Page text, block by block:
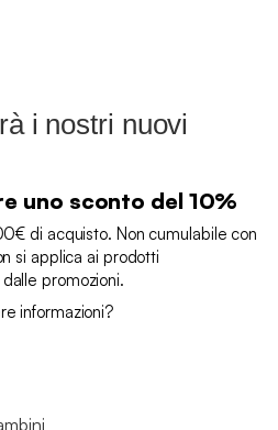
i nostri nuovi
uno sconto del 10%
di acquisto. Non cumulabile con
si applica ai prodotti
promozioni.
informazioni?